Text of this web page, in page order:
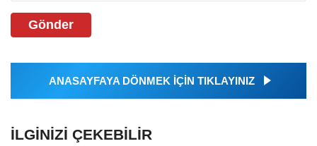
Gönder
ANASAYFAYA DÖNMEK İÇİN TIKLAYINIZ
İLGINIZI ÇEKEBILIR